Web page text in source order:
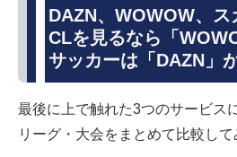
DAZN、WOWOW、ス
CLを見るなら「
サッカーは「DAZN」
最後に上で触れた3つのサービス
リーグ・大会をまとめて比較して